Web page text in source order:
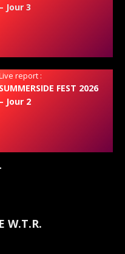
– Jour 3
report :
SUMMERSIDE FEST 2026
– Jour 2
W.T.R.